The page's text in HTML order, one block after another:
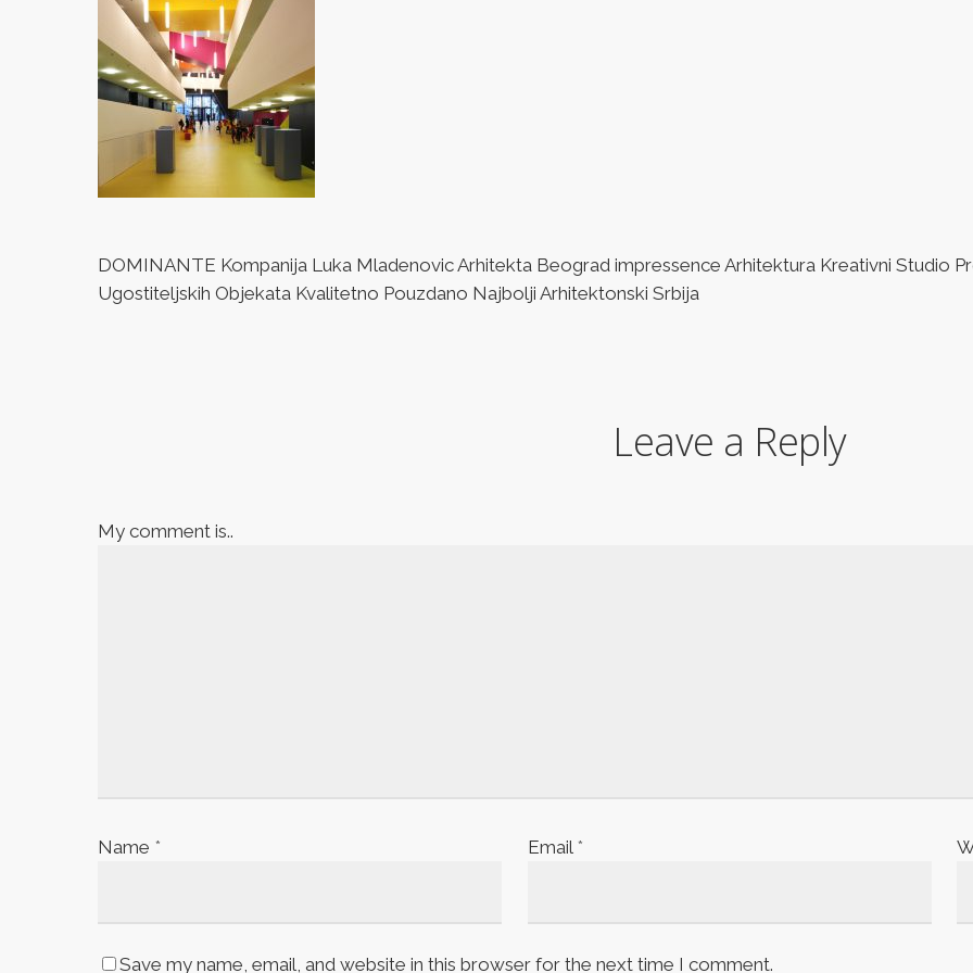
DOMINANTE Kompanija Luka Mladenovic Arhitekta Beograd impressence Arhitektura Kreativni Studio
Ugostiteljskih Objekata Kvalitetno Pouzdano Najbolji Arhitektonski Srbija
Leave a Reply
My comment is..
Name * Email *
Save my name, email, and website in this browser for the next time I comment.